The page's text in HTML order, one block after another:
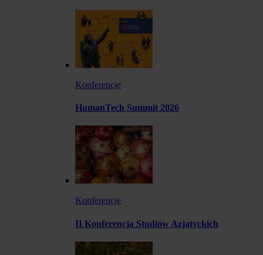
Konferencje
HumanTech Summit 2026
Konferencje
II Konferencja Studiów Azjatyckich